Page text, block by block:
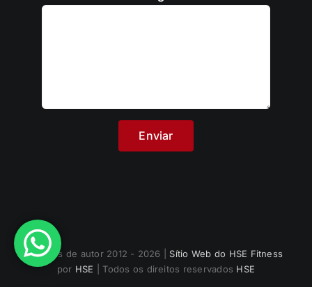
Direitos de autor 2012 - 2026 | Sítio Web do HSE Fitness
por HSE | Todos os direitos reservados HSE